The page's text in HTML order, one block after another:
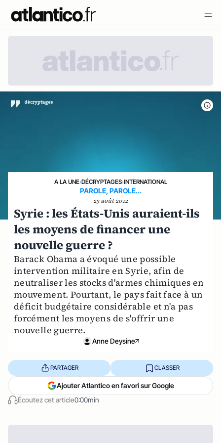
A LA UNE›DÉCRYPTAGES›INTERNATIONAL
PAROLE, PAROLE...
23 août 2012
Syrie : les États-Unis auraient-ils
les moyens de financer une
nouvelle guerre ?
Barack Obama a évoqué une possible
intervention militaire en Syrie, afin de
neutraliser les stocks d'armes chimiques en
mouvement. Pourtant, le pays fait face à un
déficit budgétaire considérable et n'a pas
forcément les moyens de s'offrir une
nouvelle guerre.
Anne Deysine
Écoutez cet article0:00min
PARTAGER CLASSER
Ajouter Atlantico en favori sur Google